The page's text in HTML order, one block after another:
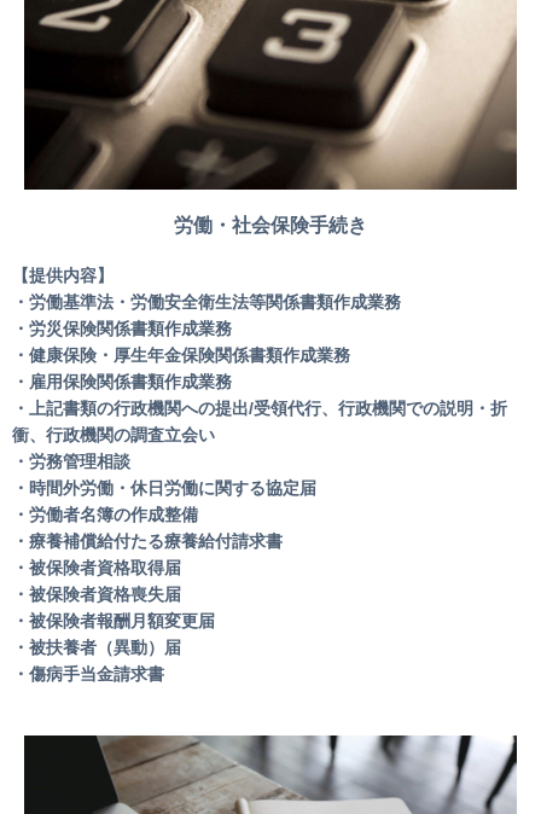
労働・社会保険手続き
【提供内容】
・労働基準法・労働安全衛生法等関係書類作成業務
・労災保険関係書類作成業務
・健康保険・厚生年金保険関係書類作成業務
・雇用保険関係書類作成業務
・上記書類の行政機関への提出/受領代行、行政機関での説明・折
衝、行政機関の調査立会い
・労務管理相談
・時間外労働・休日労働に関する協定届
・労働者名簿の作成整備
・療養補償給付たる療養給付請求書
・被保険者資格取得届
・被保険者資格喪失届
・被保険者報酬月額変更届
・被扶養者（異動）届
・傷病手当金請求書